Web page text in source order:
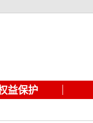
益保护